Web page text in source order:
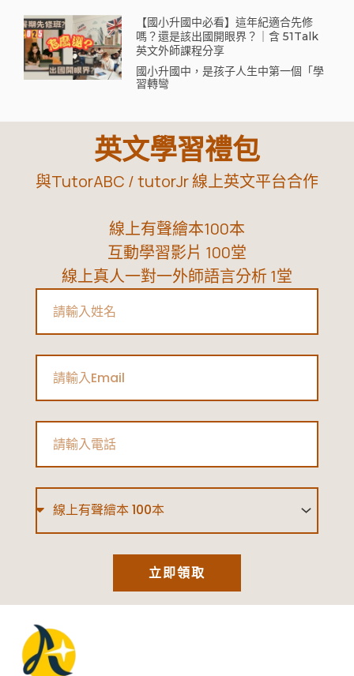
【國小升國中必看】這年紀適合先修
嗎？還是該出國開眼界？｜含 51Talk
英文外師課程分享
國小升國中，是孩子人生中第一個「學
習轉彎
英文學習禮包
與TutorABC / tutorJr 線上英文平台合作
線上有聲繪本100本
互動學習影片 100堂
線上真人一對一外師語言分析 1堂
立即領取